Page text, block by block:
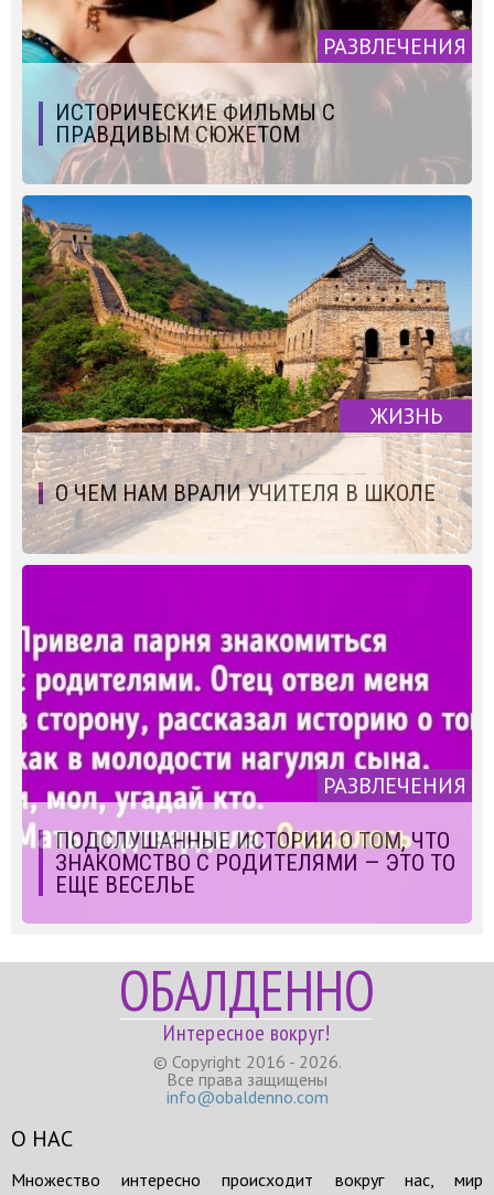
РАЗВЛЕЧЕНИЯ
ИСТОРИЧЕСКИЕ ФИЛЬМЫ С
ПРАВДИВЫМ СЮЖЕТОМ
ЖИЗНЬ
О ЧЕМ НАМ ВРАЛИ УЧИТЕЛЯ В ШКОЛЕ
РАЗВЛЕЧЕНИЯ
ПОДСЛУШАННЫЕ ИСТОРИИ О ТОМ, ЧТО
ЗНАКОМСТВО С РОДИТЕЛЯМИ — ЭТО ТО
ЕЩЕ ВЕСЕЛЬЕ
ОБАЛДЕННО
Интересное вокруг!
© Copyright 2016 - 2026.
Все права защищены
info@obaldenno.com
О НАС
Множество интересно происходит вокруг нас, мир